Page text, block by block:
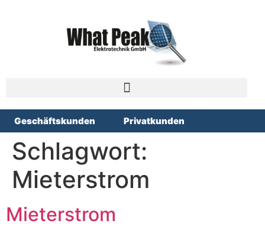
Geschäftskunden Privatkunden
Schlagwort:
Mieterstrom
Mieterstrom